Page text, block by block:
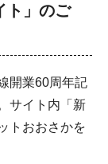
ト」のご
開業60周年記
サイト内「新
トおおさかを